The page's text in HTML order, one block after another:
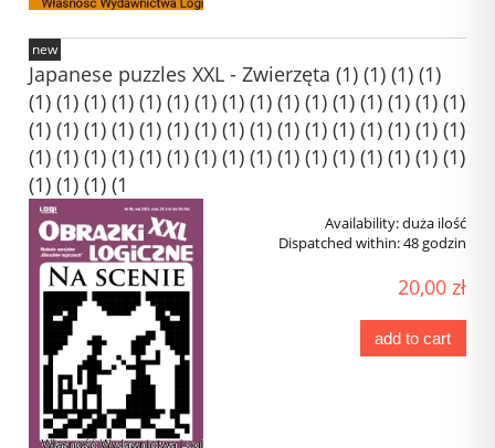
Japanese puzzles XXL - Zwierzęta (1) (1) (1) (1)
(1) (1) (1) (1) (1) (1) (1) (1) (1) (1) (1) (1) (1) (1) (1) (1)
(1) (1) (1) (1) (1) (1) (1) (1) (1) (1) (1) (1) (1) (1) (1) (1)
(1) (1) (1) (1) (1) (1) (1) (1) (1) (1) (1) (1) (1) (1) (1) (1)
(1) (1) (1) (1
Availability:duża ilość
Dispatched within:48 godzin
20,00 zł
add to cart
new